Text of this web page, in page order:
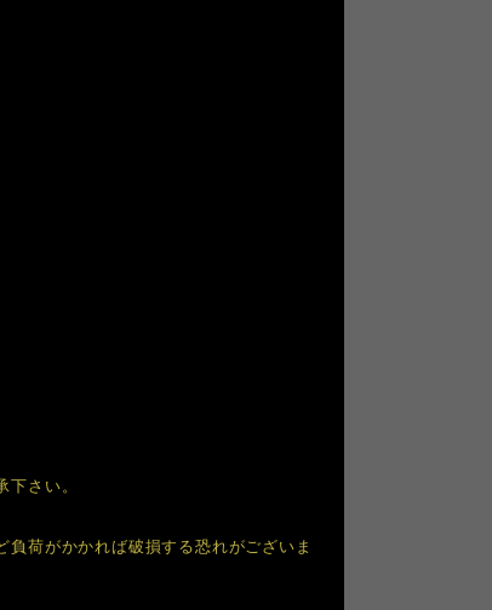
さい。
荷がかかれば破損する恐れがございま